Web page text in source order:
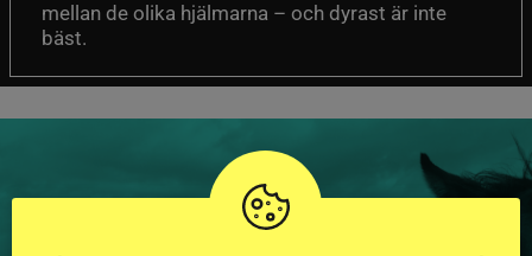
mellan de olika hjälmarna – och dyrast är inte
bäst.